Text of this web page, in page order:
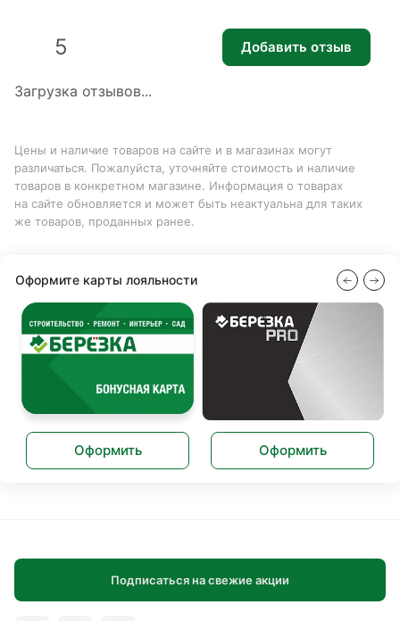
Загрузка отзывов...
5 Добавить отзыв
Цены и наличие товаров на сайте и в магазинах могут
различаться. Пожалуйста, уточняйте стоимость и наличие
товаров в конкретном магазине. Информация о товарах
на сайте обновляется и может быть неактуальна для таких
же товаров, проданных ранее.
Оформите карты лояльности
Оформить Оформить
Подписаться на свежие акции